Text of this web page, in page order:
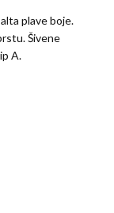
plave boje.
Šivene
A.